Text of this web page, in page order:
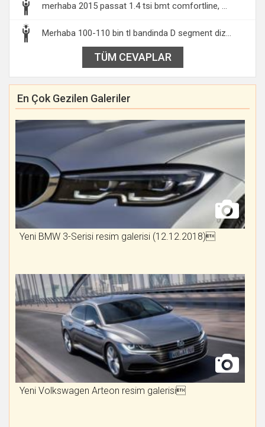
merhaba 2015 passat 1.4 tsi bmt comfortline, ...
Merhaba 100-110 bin tl bandinda D segment diz...
TÜM CEVAPLAR
En Çok Gezilen Galeriler
Yeni BMW 3-Serisi resim galerisi (12.12.2018)
Yeni Volkswagen Arteon resim galerisi